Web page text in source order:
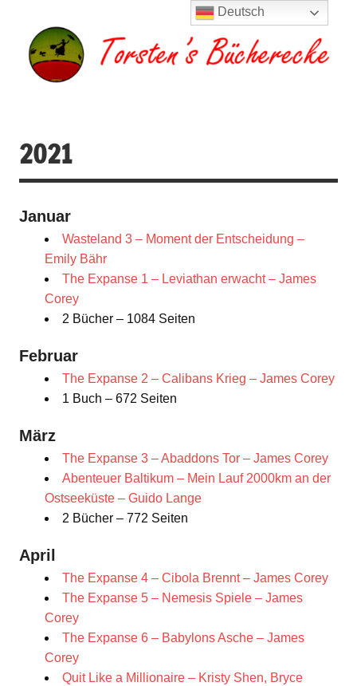
springen
2021
Januar
Wasteland 3 – Moment der Entscheidung –
Emily Bähr
The Expanse 1 – Leviathan erwacht – James
Corey
2 Bücher – 1084 Seiten
Februar
The Expanse 2 – Calibans Krieg – James Corey
1 Buch – 672 Seiten
März
The Expanse 3 – Abaddons Tor – James Corey
Abenteuer Baltikum – Mein Lauf 2000km an der
Ostseeküste – Guido Lange
2 Bücher – 772 Seiten
April
The Expanse 4 – Cibola Brennt – James Corey
The Expanse 5 – Nemesis Spiele – James
Corey
The Expanse 6 – Babylons Asche – James
Corey
Quit Like a Millionaire – Kristy Shen, Bryce
Deutsch